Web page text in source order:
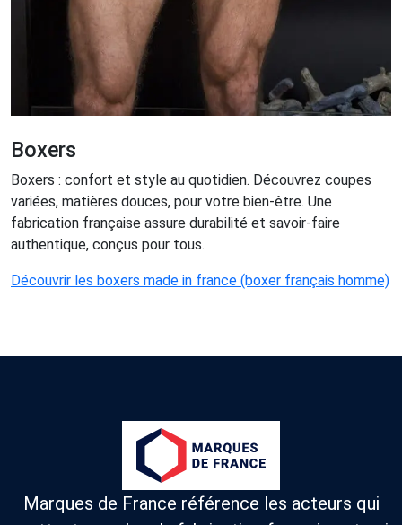
Boxers
Boxers : confort et style au quotidien. Découvrez coupes
variées, matières douces, pour votre bien-être. Une
fabrication française assure durabilité et savoir-faire
authentique, conçus pour tous.
Découvrir les boxers made in france (boxer français homme)
Marques de France référence les acteurs qui